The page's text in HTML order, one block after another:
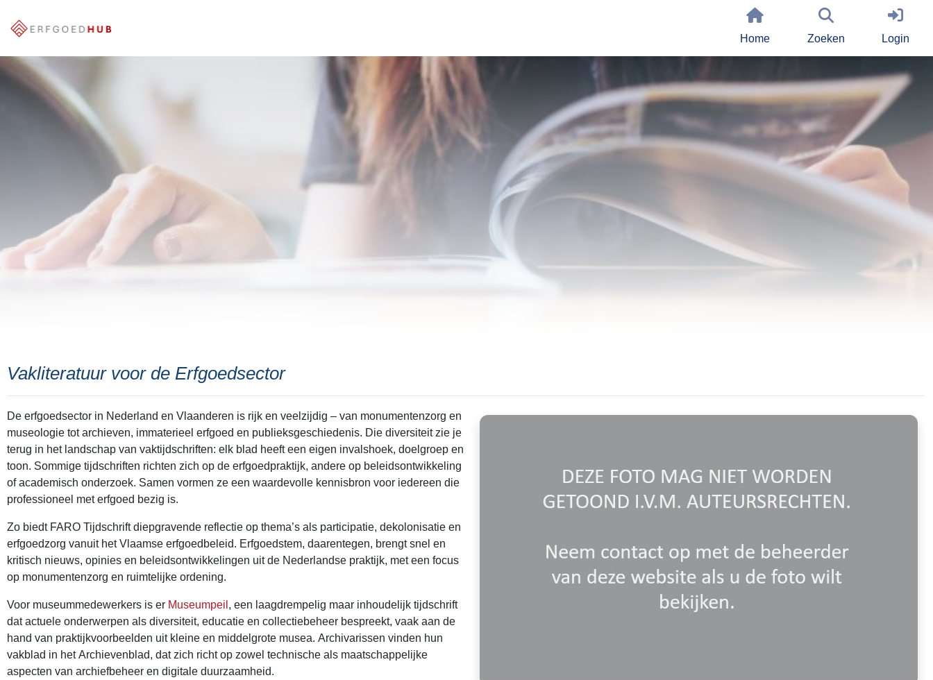
Home Zoeken Login
Vakliteratuur voor de Erfgoedsector
De erfgoedsector in Nederland en Vlaanderen is rijk en veelzijdig – van monumentenzorg en
museologie tot archieven, immaterieel erfgoed en publieksgeschiedenis. Die diversiteit zie je
terug in het landschap van vaktijdschriften: elk blad heeft een eigen invalshoek, doelgroep en
toon. Sommige tijdschriften richten zich op de erfgoedpraktijk, andere op beleidsontwikkeling
of academisch onderzoek. Samen vormen ze een waardevolle kennisbron voor iedereen die
professioneel met erfgoed bezig is.
Zo biedt FARO Tijdschrift diepgravende reflectie op thema’s als participatie, dekolonisatie en
erfgoedzorg vanuit het Vlaamse erfgoedbeleid. Erfgoedstem, daarentegen, brengt snel en
kritisch nieuws, opinies en beleidsontwikkelingen uit de Nederlandse praktijk, met een focus
op monumentenzorg en ruimtelijke ordening.
Voor museummedewerkers is er Museumpeil , een laagdrempelig maar inhoudelijk tijdschrift
dat actuele onderwerpen als diversiteit, educatie en collectiebeheer bespreekt, vaak aan de
hand van praktijkvoorbeelden uit kleine en middelgrote musea. Archivarissen vinden hun
vakblad in het Archievenblad, dat zich richt op zowel technische als maatschappelijke
aspecten van archiefbeheer en digitale duurzaamheid.